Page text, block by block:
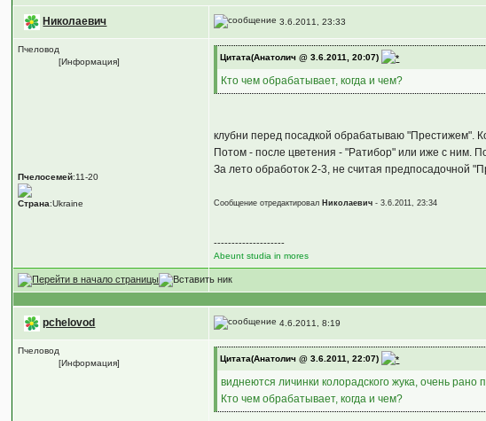
Николаевич 3.6.2011, 23:33
Пчеловод
[Информация]
Пчелосемей:11-20
Страна:Ukraine
Цитата(Анатолич @ 3.6.2011, 20:07)
Кто чем обрабатывает, когда и чем?
клубни перед посадкой обрабатываю "Престижем".
Потом - после цветения - "Ратибор" или иже с ним.
За лето обработок 2-3, не считая предпосадочной
Сообщение отредактировал Николаевич - 3.6.2011, 23:34
--------------------
Abeunt studia in mores
pchelovod 4.6.2011, 8:19
Пчеловод
[Информация]
Цитата(Анатолич @ 3.6.2011, 22:07)
виднеются личинки колорадского жука, очень рано
Кто чем обрабатывает, когда и чем?